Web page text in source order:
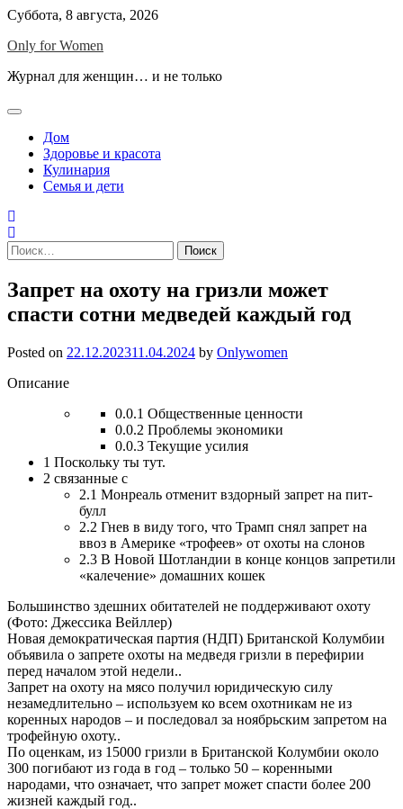
Skip
content
Суббота, 8 августа, 2026
Only for Women
Журнал для женщин… и не только
Дом
Здоровье и красота
Кулинария
Семья и дети
Найти:
Запрет на охоту на гризли может
спасти сотни медведей каждый год
Posted on 22.12.202311.04.2024 by Onlywomen
Описание
0.0.1 Общественные ценности
0.0.2 Проблемы экономики
0.0.3 Текущие усилия
1 Поскольку ты тут.
2 связанные с
2.1 Монреаль отменит вздорный запрет на пит-
булл
2.2 Гнев в виду того, что Трамп снял запрет на
ввоз в Америке «трофеев» от охоты на слонов
2.3 В Новой Шотландии в конце концов запретили
«калечение» домашних кошек
Большинство здешних обитателей не поддерживают охоту
(Фото: Джессика Вейллер)
Новая демократическая партия (НДП) Британской Колумбии
объявила о запрете охоты на медведя гризли в перефирии
перед началом этой недели..
Запрет на охоту на мясо получил юридическую силу
незамедлительно – используем ко всем охотникам не из
коренных народов – и последовал за ноябрьским запретом на
трофейную охоту..
По оценкам, из 15000 гризли в Британской Колумбии около
300 погибают из года в год – только 50 – коренными
народами, что означает, что запрет может спасти более 200
жизней каждый год..